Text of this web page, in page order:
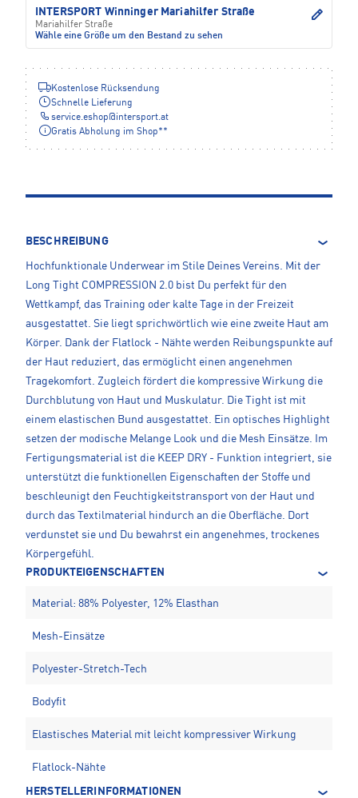
INTERSPORT Winninger Mariahilfer Straße
Mariahilfer Straße
Wähle eine Größe um den Bestand zu sehen
Kostenlose Rücksendung
Schnelle Lieferung
service.eshop@intersport.at
Gratis Abholung im Shop**
BESCHREIBUNG
Hochfunktionale Underwear im Stile Deines Vereins. Mit der
Long Tight COMPRESSION 2.0 bist Du perfekt für den
Wettkampf, das Training oder kalte Tage in der Freizeit
ausgestattet. Sie liegt sprichwörtlich wie eine zweite Haut am
Körper. Dank der Flatlock - Nähte werden Reibungspunkte auf
der Haut reduziert, das ermöglicht einen angenehmen
Tragekomfort. Zugleich fördert die kompressive Wirkung die
Durchblutung von Haut und Muskulatur. Die Tight ist mit
einem elastischen Bund ausgestattet. Ein optisches Highlight
setzen der modische Melange Look und die Mesh Einsätze. Im
Fertigungsmaterial ist die KEEP DRY - Funktion integriert, sie
unterstützt die funktionellen Eigenschaften der Stoffe und
beschleunigt den Feuchtigkeitstransport von der Haut und
durch das Textilmaterial hindurch an die Oberfläche. Dort
verdunstet sie und Du bewahrst ein angenehmes, trockenes
Körpergefühl.
PRODUKTEIGENSCHAFTEN
Material: 88% Polyester, 12% Elasthan
Mesh-Einsätze
Polyester-Stretch-Tech
Bodyfit
Elastisches Material mit leicht kompressiver Wirkung
Flatlock-Nähte
HERSTELLERINFORMATIONEN